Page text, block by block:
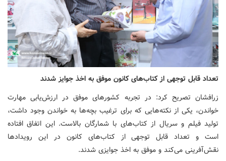
تعداد قابل توجهی از کتاب‌های کانون موفق به اخذ جوایز شدند
زرافشان تصریح کرد: در تجربه کشورهای موفق در ارزش‌یابی مهارت
خواندن، یکی از نکته‌هایی که برای ترغیب بچه‌ها به خواندن وجود داشت،
تولید فیلم و سریال از کتاب‌های با شمارگان بالاست. این اتفاق افتاده
است و تعداد قابل توجهی از کتاب‌های کانون در این رویدادها
نقش‌آفرینی می‌کند و موفق به اخذ جوایزی شدند.